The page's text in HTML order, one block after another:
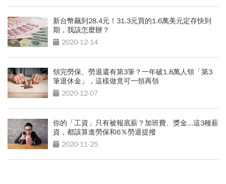
新台幣飆到28.4元！31.3元買的1.6萬美元定存快到
期，我該怎麼辦？
2020-12-14
領完勞保、勞退還有第3筆？一年破1.8萬人領「第3
筆退休金」，這樣做竟可一領再領
2020-12-07
你的「工資」只有被報底薪？加班費、獎金...這3種薪
資，都該算進勞保和6％勞退提撥
2020-11-25